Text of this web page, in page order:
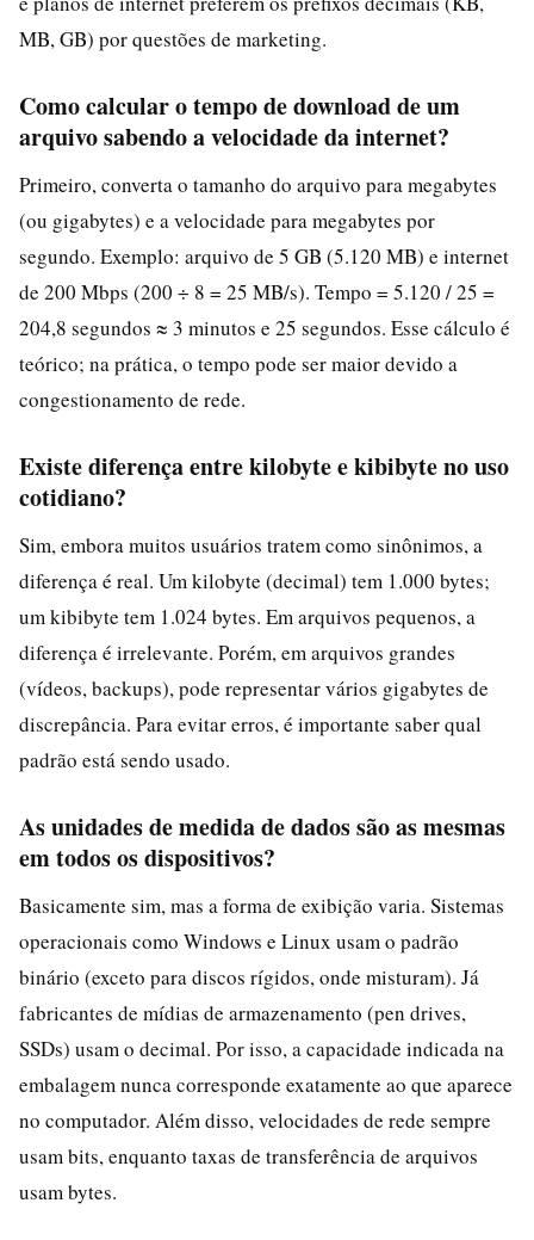
MB, GB) por questões de marketing.
Como calcular o tempo de download de um
arquivo sabendo a velocidade da internet?
Primeiro, converta o tamanho do arquivo para megabytes
(ou gigabytes) e a velocidade para megabytes por
segundo. Exemplo: arquivo de 5 GB (5.120 MB) e internet
de 200 Mbps (200 ÷ 8 = 25 MB/s). Tempo = 5.120 / 25 =
204,8 segundos ≈ 3 minutos e 25 segundos. Esse cálculo é
teórico; na prática, o tempo pode ser maior devido a
congestionamento de rede.
Existe diferença entre kilobyte e kibibyte no uso
cotidiano?
Sim, embora muitos usuários tratem como sinônimos, a
diferença é real. Um kilobyte (decimal) tem 1.000 bytes;
um kibibyte tem 1.024 bytes. Em arquivos pequenos, a
diferença é irrelevante. Porém, em arquivos grandes
(vídeos, backups), pode representar vários gigabytes de
discrepância. Para evitar erros, é importante saber qual
padrão está sendo usado.
As unidades de medida de dados são as mesmas
em todos os dispositivos?
Basicamente sim, mas a forma de exibição varia. Sistemas
operacionais como Windows e Linux usam o padrão
binário (exceto para discos rígidos, onde misturam). Já
fabricantes de mídias de armazenamento (pen drives,
SSDs) usam o decimal. Por isso, a capacidade indicada na
embalagem nunca corresponde exatamente ao que aparece
no computador. Além disso, velocidades de rede sempre
usam bits, enquanto taxas de transferência de arquivos
usam bytes.